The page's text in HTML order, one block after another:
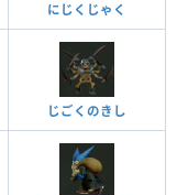
にじくじゃく
じごくのきし